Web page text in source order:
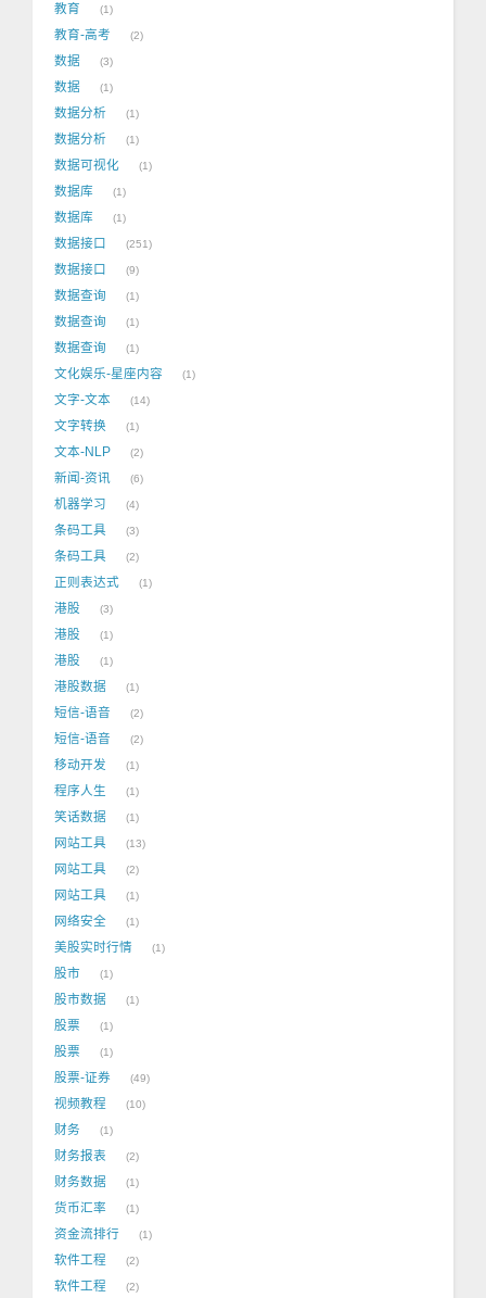
教育 1
教育-高考 2
数据 3
数据 1
数据分析 1
数据分析 1
数据可视化 1
数据库 1
数据库 1
数据接口 251
数据接口 9
数据查询 1
数据查询 1
数据查询 1
文化娱乐-星座内容 1
文字-文本 14
文字转换 1
文本-NLP 2
新闻-资讯 6
机器学习 4
条码工具 3
条码工具 2
正则表达式 1
港股 3
港股 1
港股 1
港股数据 1
短信-语音 2
短信-语音 2
移动开发 1
程序人生 1
笑话数据 1
网站工具 13
网站工具 2
网站工具 1
网络安全 1
美股实时行情 1
股市 1
股市数据 1
股票 1
股票 1
股票-证券 49
视频教程 10
财务 1
财务报表 2
财务数据 1
货币汇率 1
资金流排行 1
软件工程 2
软件工程 2